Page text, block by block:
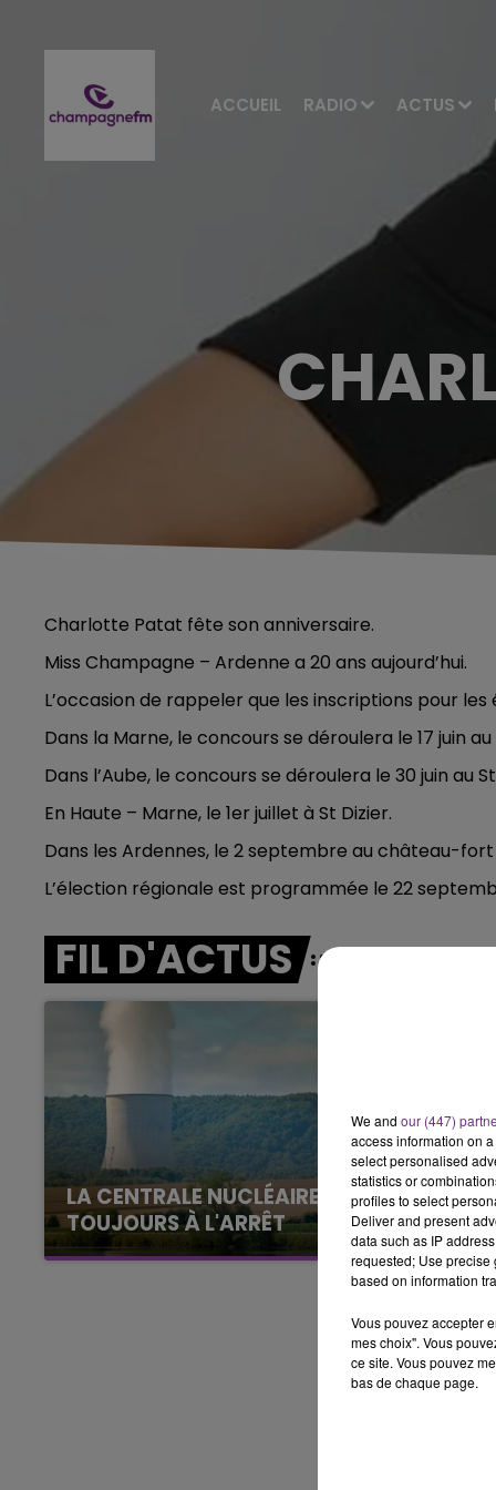
ACCUEIL RADIO ACTUS
Charlotte Patat fête son anniversaire.
Miss Champagne – Ardenne a 20 ans aujourd’hui.
L’occasion de rappeler que les inscriptions pour
Dans la Marne, le concours se déroulera le 17 juin au
Dans l’Aube, le concours se déroulera le 30 juin au
En Haute – Marne, le 1er juillet à St Dizier.
Dans les Ardennes, le 2 septembre au château-fort
L’élection régionale est programmée le 22
FIL D'ACTUS
LA CENTRALE NUCLÉAIRE DE CHOOZ
TOUJOURS À L'ARRÊT
Cela fait déjà une semaine que la centrale
nucléaire ardennaise est à l'arrêt. Une situation
We and our (447)
access information on
select personalised
statistics or
profiles to select
Deliver and present
data such as IP
requested; Use precise
based on information
Vous pouvez accepter
mes choix". Vous
ce site. Vous pouvez
bas de chaque page.